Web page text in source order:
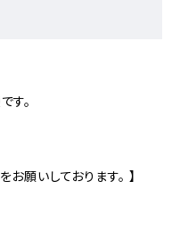
す。
願いしております。 】